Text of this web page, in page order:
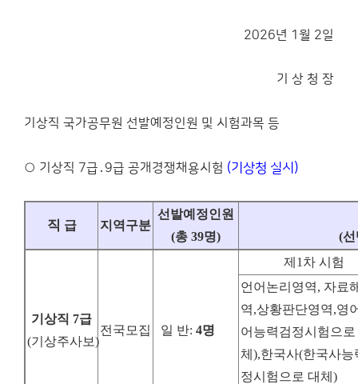
2026년 1월 2일
기 상 청 장
기상직 국가공무원 선발예정인원 및 시험과목 등
○ 기상직 7급․9급 공개경쟁채용시험 (기상청 실시)
직 급 지역구분
선발예정인원
(총 39명) (선
기상직 7급
(기상주사보)
전국모집 일 반: 4명
제1차 시험
언어논리영역, 자료
역,상황판단영역,영
어능력검정시험으로
체),한국사(한국사능
정시험으로 대체)